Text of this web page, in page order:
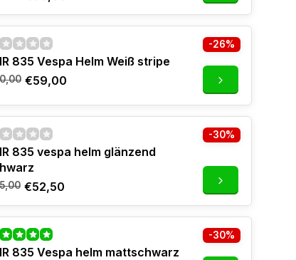
835 Vespa Helm Weiß stripe
€59,00
-26%
835 vespa helm glänzend
€52,50
-30%
835 Vespa helm mattschwarz
-30%